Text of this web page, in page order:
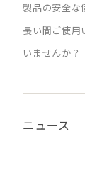
製品の安全な
長い間ご使用
いませんか？
ニュース